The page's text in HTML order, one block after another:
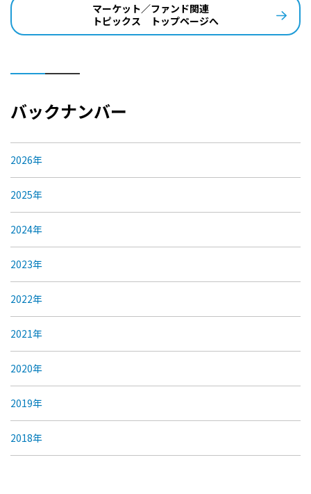
マーケット／ファンド関連
トピックス トップページへ
バックナンバー
2026年
2025年
2024年
2023年
2022年
2021年
2020年
2019年
2018年